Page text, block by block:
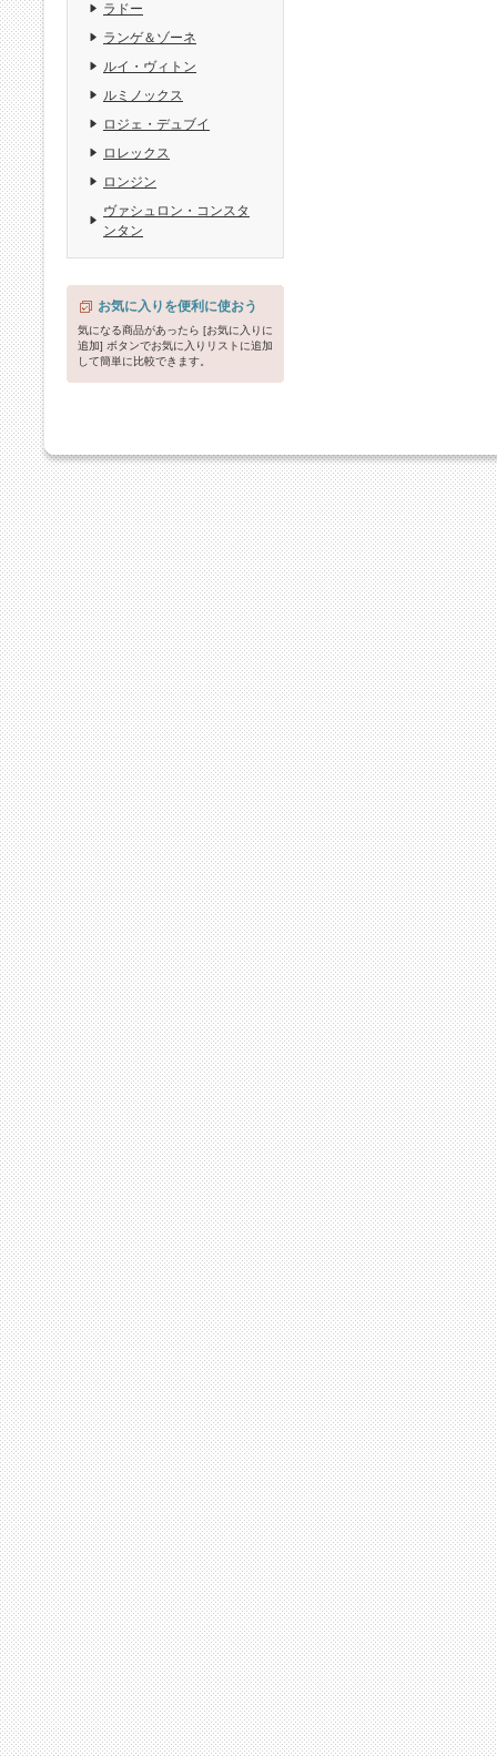
ラドー
ランゲ＆ゾーネ
ルイ・ヴィトン
ルミノックス
ロジェ・デュブイ
ロレックス
ロンジン
ヴァシュロン・コンスタ
ンタン
お気に入りを便利に使おう
気になる商品があったら [お気に入りに
追加] ボタンでお気に入りリストに追加
して簡単に比較できます。